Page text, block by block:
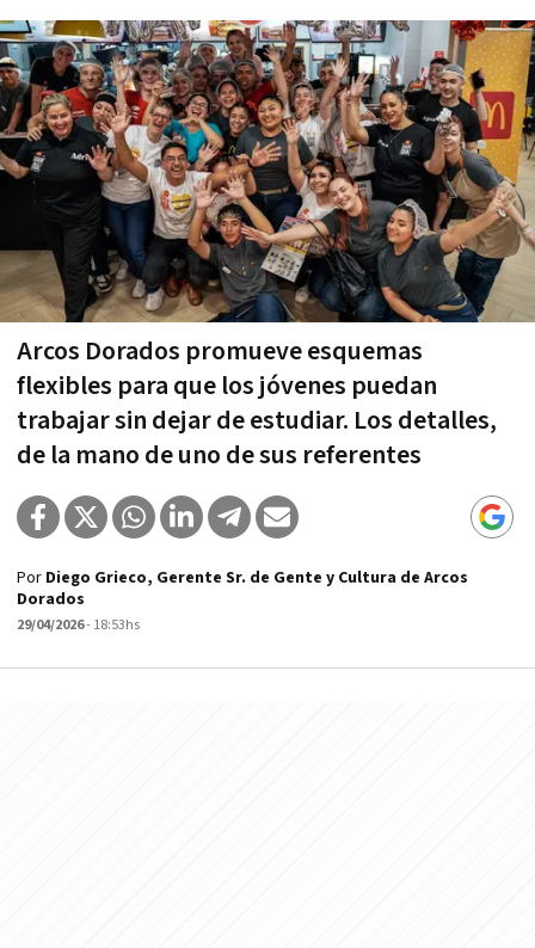
Arcos Dorados promueve esquemas
flexibles para que los jóvenes puedan
trabajar sin dejar de estudiar. Los detalles,
de la mano de uno de sus referentes
Por Diego Grieco, Gerente Sr. de Gente y Cultura de Arcos
Dorados
29/04/2026- 18:53hs